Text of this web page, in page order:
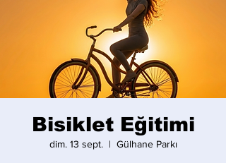
Bisiklet Eğitimi
dim. 13 sept.
  |
Gülhane Parkı